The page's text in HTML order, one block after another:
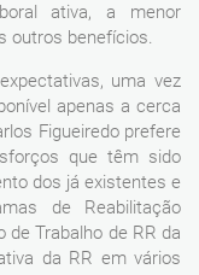
ativa, a menor
outros benefícios.
uma vez
apenas a cerca
Figueiredo prefere
que têm sido
dos já existentes e
de Reabilitação
de Trabalho de RR da
da RR em vários